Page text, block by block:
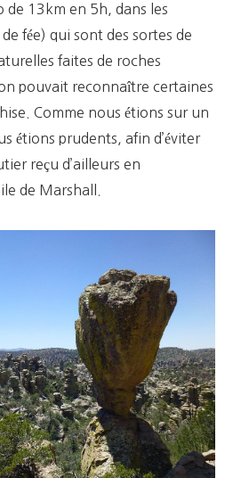
de 13km en 5h, dans les
fée) qui sont des sortes de
faites de roches
pouvait reconnaître certaines
Comme nous étions sur un
étions prudents, afin d’éviter
reçu d’ailleurs en
de Marshall.